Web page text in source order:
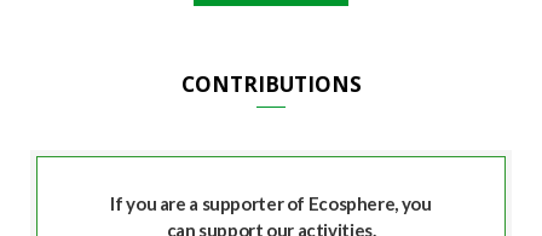
CONTRIBUTIONS
If you are a supporter of Ecosphere, you
can support our activities.